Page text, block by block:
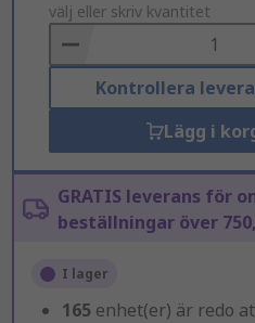
to
Basket
välj eller skriv kvantitet
Kontrollera
Lägg i
GRATIS leverans för
beställningar över
I lager
165 enhet(er) är redo